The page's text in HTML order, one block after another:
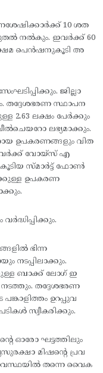
10 ശത
നല്‍കും. ഇവര്‍ക്ക് 60
പെന്‍ഷനുകൂടി അ
ജില്ലാ
തദ്ദേശഭരണ സ്ഥാപന
2.63 ലക്ഷം പേര്‍ക്കും
ലഭ്യമാക്കും.
ഉപകരണങ്ങളും വിത
വോയ്സ് എ
സ്മാര്‍ട്ട് ഫോണ്‍
ഉപകരണ
ഭിന്ന
നടപ്പിലാക്കും.
ബാക്ക് ലോഗ് ഇ
നടത്തും. തദ്ദേശഭരണ
ഉറപ്പുവ
സ്വീകരിക്കും.
ഓരോ ഘട്ടത്തിലും
മിഷന്റെ പ്രവ
തന്നെ വൈക